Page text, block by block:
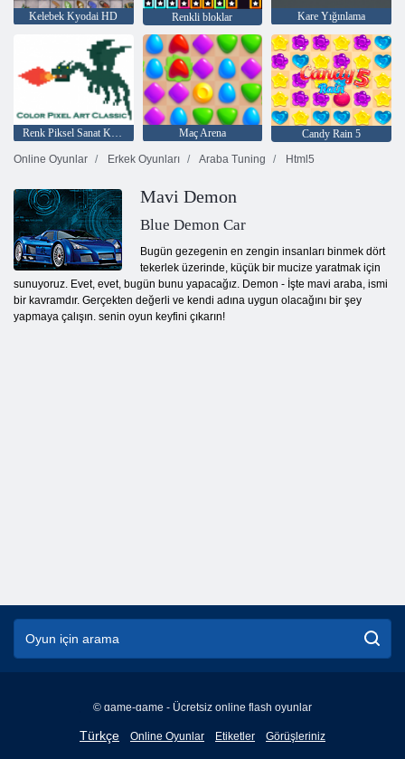
Kelebek Kyodai HD Renkli bloklar Kare Yığınlama
Maç Arena
Candy Rain 5
Online Oyunlar
Erkek Oyunları Araba Tuning Html5
Mavi Demon
Blue Demon Car
Bugün gezegenin en zengin insanları binmek dört
tekerlek üzerinde, küçük bir mucize yaratmak için
sunuyoruz. Evet, evet, bugün bunu yapacağız. Demon - İşte mavi araba, ismi
bir kavramdır. Gerçekten değerli ve kendi adına uygun olacağını bir şey
yapmaya çalışın. senin oyun keyfini çıkarın!
© game-game - Ücretsiz online flash oyunlar
Türkçe
English
Online Oyunlar Etiketler Görüşleriniz